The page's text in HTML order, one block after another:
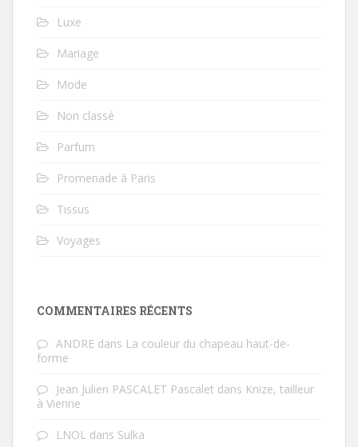
Luxe
Mariage
Mode
Non classé
Parfum
Promenade à Paris
Tissus
Voyages
COMMENTAIRES RÉCENTS
ANDRE dans La couleur du chapeau haut-de-
forme
Jean Julien PASCALET Pascalet dans Knize, tailleur
à Vienne
LNOL dans Sulka